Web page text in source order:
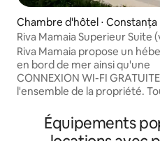
Chambre d'hôtel ⋅ Constanța
Riva Mamaia Superieur Suite
latérale sur la mer)
Riva Mamaia propose un
en bord de mer ainsi qu'une
CONNEXION WI-FI
l'ensemble de la propriété.
comprennent une terrasse
balcon et disposent d'un coin
Équipements